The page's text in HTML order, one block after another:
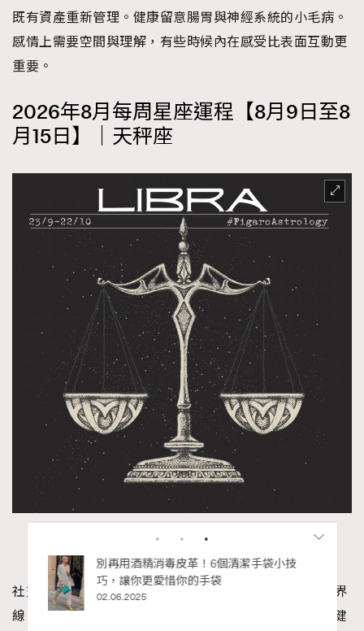
既有資產重新管理。健康留意腸胃與神經系統的小毛病。
感情上需要空間與理解，有些時候內在感受比表面互動更
重要。
2026年8月每周星座運程【8月9日至8
月15日】｜天秤座
（圖片來源：Getty Images）
社交運強，但需辨別真實與虛偽。日常互動特別需注意界
線。財運有提升，特別在醫學、教育或科技結合領域。健
別再用酒精消毒皮革！6個清潔手袋小技
巧，讓你更愛惜你的手袋
02.06.2025